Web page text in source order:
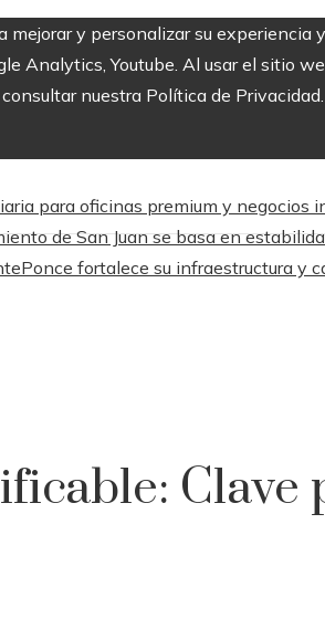
y personalizar su
Analytics, Youtube. Al usar el sitio
nuestra Política de Privacidad.
para oficinas premium y negocios
de San Juan se basa en
Ponce fortalece su infraestructura y